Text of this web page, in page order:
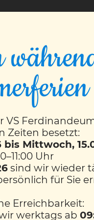
VS
Zeiten besetzt:
bis Mittwoch,
Uhr
sind wir wieder
für Sie
Erreichbarkeit:
werktags ab